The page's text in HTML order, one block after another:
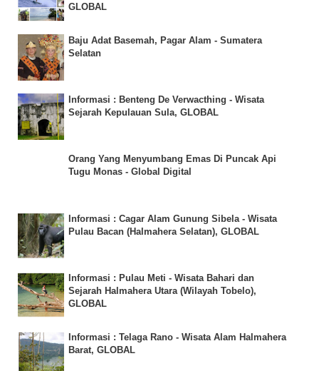
GLOBAL
Baju Adat Basemah, Pagar Alam - Sumatera
Selatan
Informasi : Benteng De Verwacthing - Wisata
Sejarah Kepulauan Sula, GLOBAL
Orang Yang Menyumbang Emas Di Puncak Api
Tugu Monas - Global Digital
Informasi : Cagar Alam Gunung Sibela - Wisata
Pulau Bacan (Halmahera Selatan), GLOBAL
Informasi : Pulau Meti - Wisata Bahari dan
Sejarah Halmahera Utara (Wilayah Tobelo),
GLOBAL
Informasi : Telaga Rano - Wisata Alam Halmahera
Barat, GLOBAL